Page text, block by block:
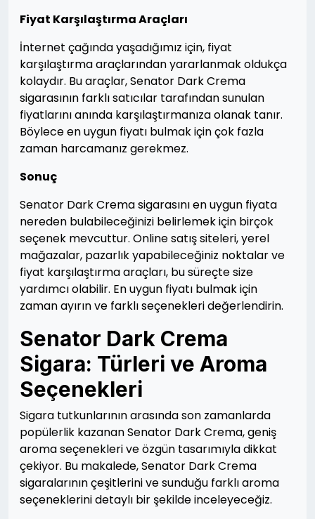
Fiyat Karşılaştırma Araçları
İnternet çağında yaşadığımız için, fiyat
karşılaştırma araçlarından yararlanmak oldukça
kolaydır. Bu araçlar, Senator Dark Crema
sigarasının farklı satıcılar tarafından sunulan
fiyatlarını anında karşılaştırmanıza olanak tanır.
Böylece en uygun fiyatı bulmak için çok fazla
zaman harcamanız gerekmez.
Sonuç
Senator Dark Crema sigarasını en uygun fiyata
nereden bulabileceğinizi belirlemek için birçok
seçenek mevcuttur. Online satış siteleri, yerel
mağazalar, pazarlık yapabileceğiniz noktalar ve
fiyat karşılaştırma araçları, bu süreçte size
yardımcı olabilir. En uygun fiyatı bulmak için
zaman ayırın ve farklı seçenekleri değerlendirin.
Senator Dark Crema
Sigara: Türleri ve Aroma
Seçenekleri
Sigara tutkunlarının arasında son zamanlarda
popülerlik kazanan Senator Dark Crema, geniş
aroma seçenekleri ve özgün tasarımıyla dikkat
çekiyor. Bu makalede, Senator Dark Crema
sigaralarının çeşitlerini ve sunduğu farklı aroma
seçeneklerini detaylı bir şekilde inceleyeceğiz.